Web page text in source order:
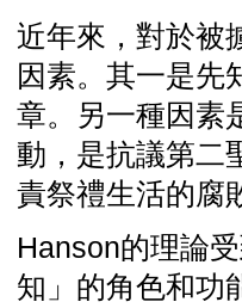
近年來，對於被
因素。其一是先
章。另一種因素
動，是抗議第二
責祭禮生活的腐
Hanson的理論
知」的角色和功